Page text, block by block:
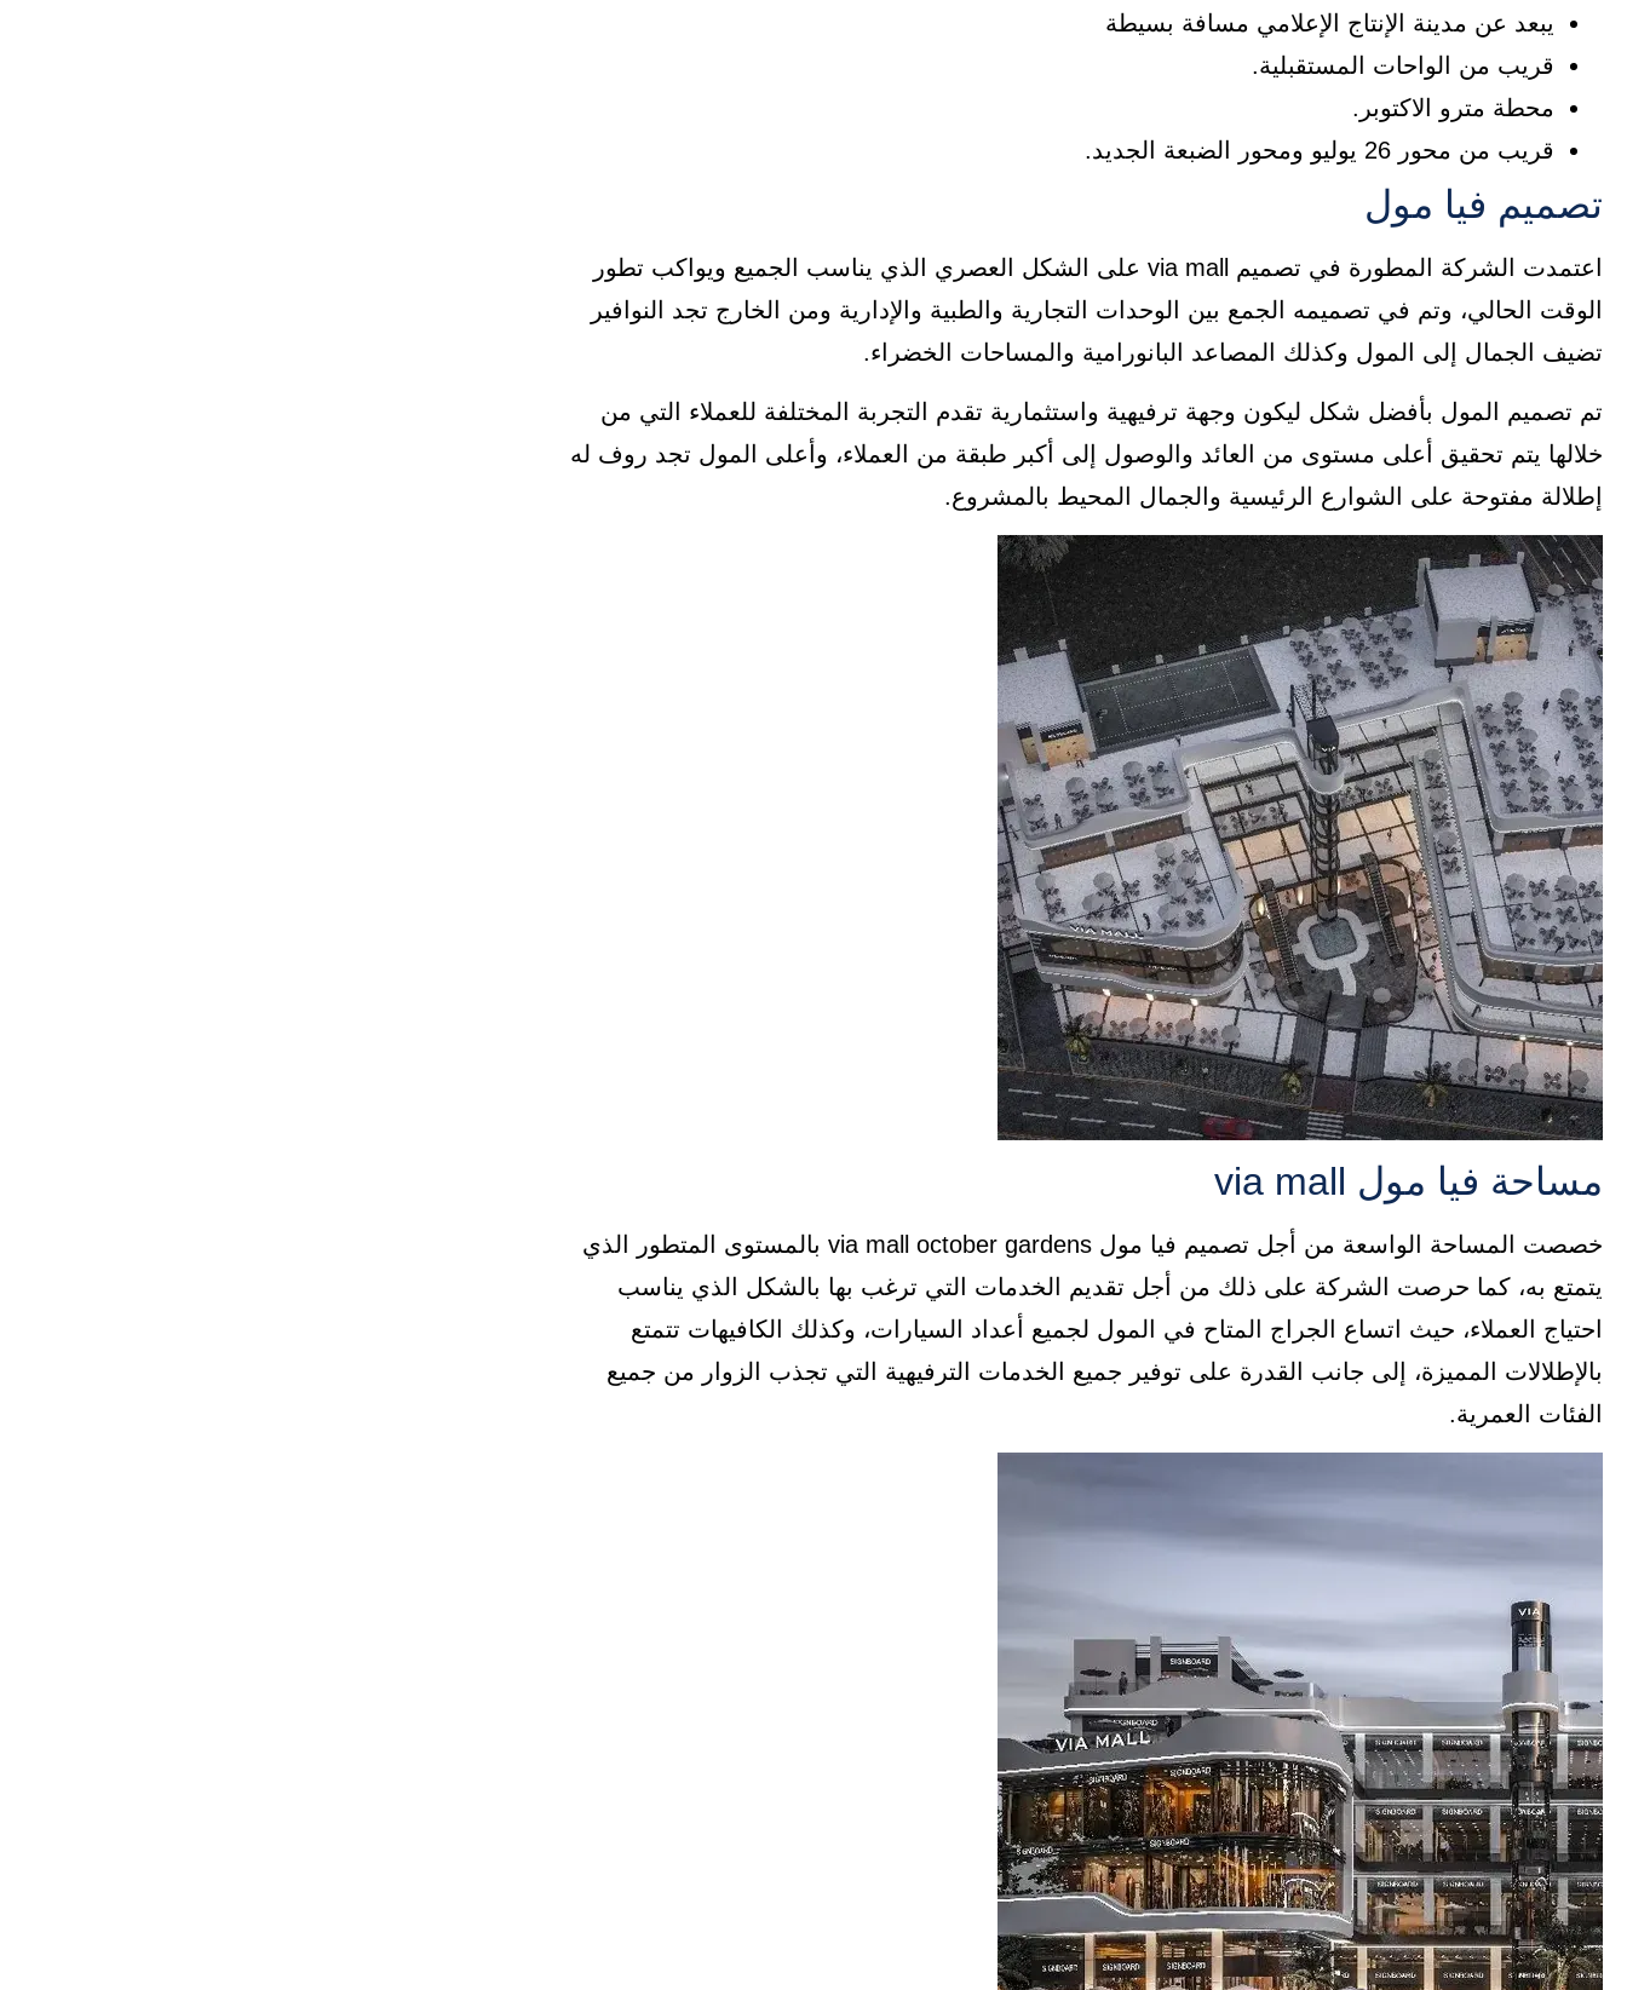
يبعد عن مدينة الإنتاج الإعلامي مسافة بسيطة
قريب من الواحات المستقبلية.
محطة مترو الاكتوبر.
قريب من محور 26 يوليو ومحور الضبعة الجديد.
تصميم فيا مول
اعتمدت الشركة المطورة في تصميم via mall على الشكل العصري الذي يناسب الجميع ويواكب تطور
الوقت الحالي، وتم في تصميمه الجمع بين الوحدات التجارية والطبية والإدارية ومن الخارج تجد النوافير
تضيف الجمال إلى المول وكذلك المصاعد البانورامية والمساحات الخضراء.
تم تصميم المول بأفضل شكل ليكون وجهة ترفيهية واستثمارية تقدم التجربة المختلفة للعملاء التي من
خلالها يتم تحقيق أعلى مستوى من العائد والوصول إلى أكبر طبقة من العملاء، وأعلى المول تجد روف له
إطلالة مفتوحة على الشوارع الرئيسية والجمال المحيط بالمشروع.
مساحة فيا مول via mall
خصصت المساحة الواسعة من أجل تصميم فيا مول via mall october gardens بالمستوى المتطور الذي
يتمتع به، كما حرصت الشركة على ذلك من أجل تقديم الخدمات التي ترغب بها بالشكل الذي يناسب
احتياج العملاء، حيث اتساع الجراج المتاح في المول لجميع أعداد السيارات، وكذلك الكافيهات تتمتع
بالإطلالات المميزة، إلى جانب القدرة على توفير جميع الخدمات الترفيهية التي تجذب الزوار من جميع
الفئات العمرية.